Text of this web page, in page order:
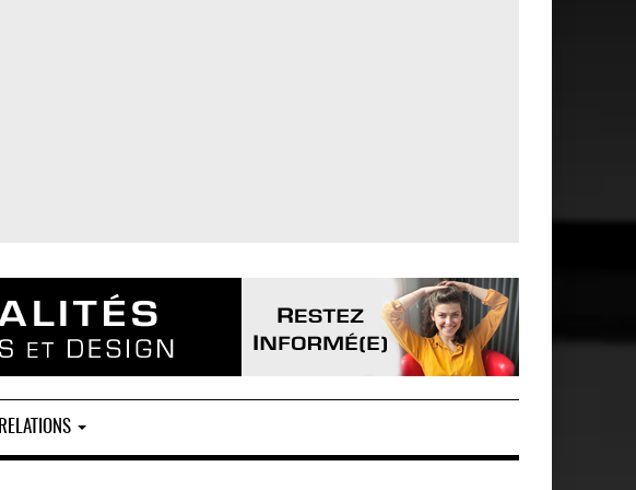
RELATIONS